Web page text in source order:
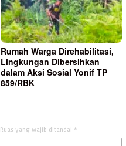
Rumah Warga Direhabilitasi,
Lingkungan Dibersihkan
dalam Aksi Sosial Yonif TP
859/RBK
Ruas yang wajib ditandai *